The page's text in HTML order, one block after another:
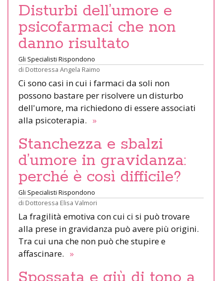
Disturbi dell’umore e
psicofarmaci che non
danno risultato
Gli Specialisti Rispondono
di Dottoressa Angela Raimo
Ci sono casi in cui i farmaci da soli non
possono bastare per risolvere un disturbo
dell'umore, ma richiedono di essere associati
alla psicoterapia. »
Stanchezza e sbalzi
d’umore in gravidanza:
perché è così difficile?
Gli Specialisti Rispondono
di Dottoressa Elisa Valmori
La fragilità emotiva con cui ci si può trovare
alla prese in gravidanza può avere più origini.
Tra cui una che non può che stupire e
affascinare. »